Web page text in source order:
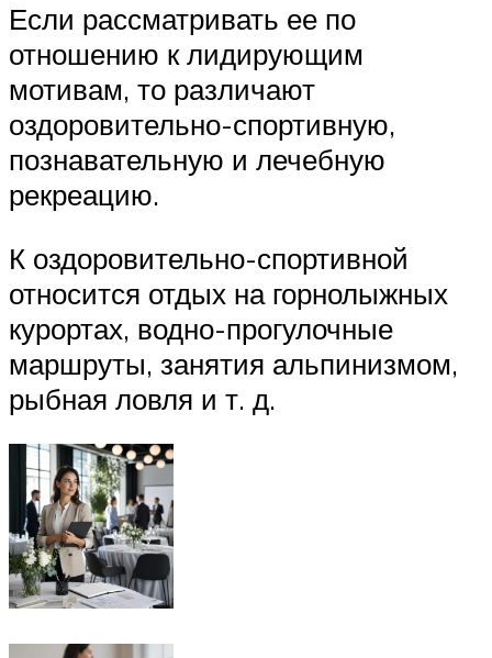
Если рассматривать ее по
отношению к лидирующим
мотивам, то различают
оздоровительно-спортивную,
познавательную и лечебную
рекреацию.
К оздоровительно-спортивной
относится отдых на горнолыжных
курортах, водно-прогулочные
маршруты, занятия альпинизмом,
рыбная ловля и т. д.